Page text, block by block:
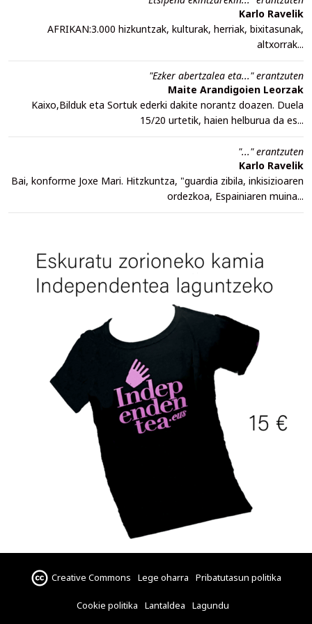
Karlo Ravelik
AFRIKAN:3.000 hizkuntzak, kulturak, herriak, bixitasunak,
altxorrak...
"Ezker abertzalea eta..." erantzuten
Maite Arandigoien Leorzak
Kaixo,Bilduk eta Sortuk ederki dakite norantz doazen. Duela
15/20 urtetik, haien helburua da es...
"..." erantzuten
Karlo Ravelik
Bai, konforme Joxe Mari. Hitzkuntza, "guardia zibila, inkisizioaren
ordezkoa, Espainiaren muina...
Creative Commons Lege oharra Pribatutasun politika
Cookie politika Lantaldea Lagundu